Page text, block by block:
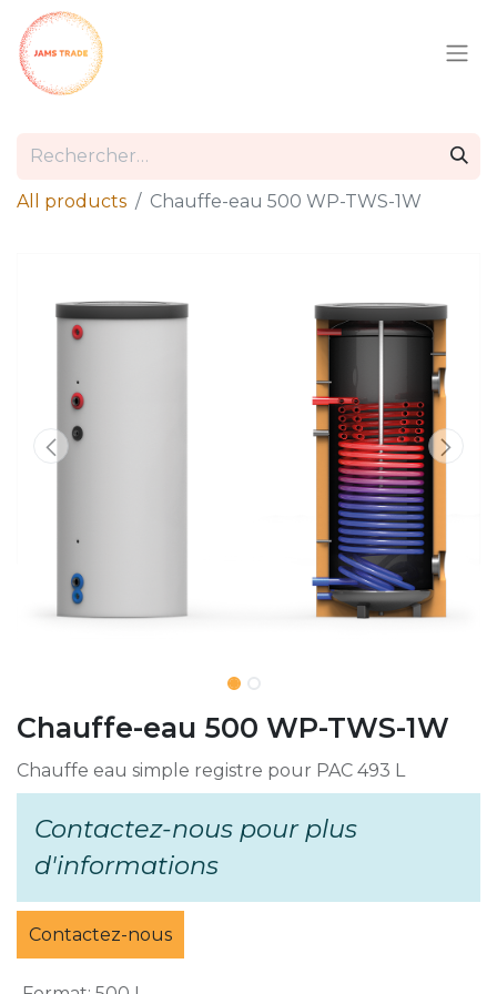
All products Chauffe-eau 500 WP-TWS-1W
Chauffe-eau 500 WP-TWS-1W
Chauffe eau simple registre pour PAC 493 L
Contactez-nous pour plus
d'informations
Contactez-nous